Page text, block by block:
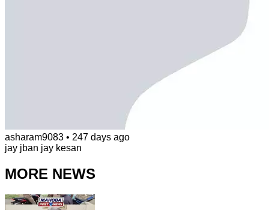
asharam9083 • 247 days ago
jay jban jay kesan
MORE NEWS